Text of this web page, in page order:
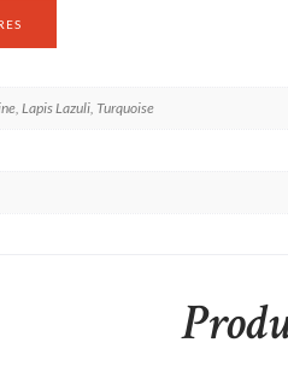
Lapis Lazuli, Turquoise